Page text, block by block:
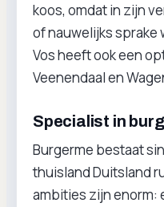
koos, omdat in zijn
of nauwelijks sprake
Vos heeft ook een
Veenendaal en
Specialist in
Burgerme bestaat
thuisland Duitsland
ambities zijn enorm: